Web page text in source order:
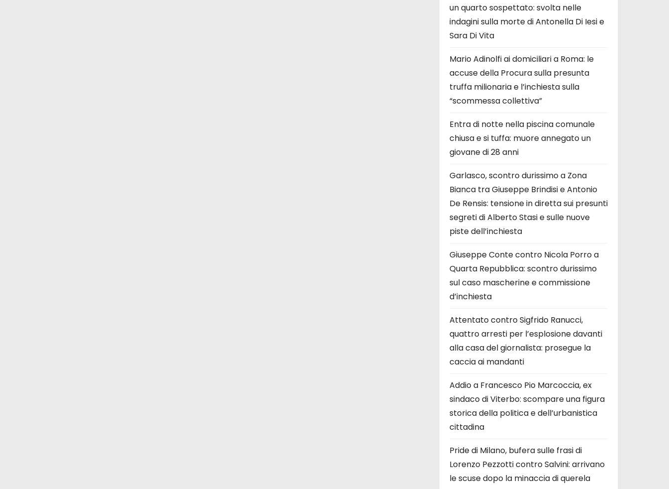
un quarto sospettato: svolta nelle
indagini sulla morte di Antonella Di Iesi e
Sara Di Vita
Mario Adinolfi ai domiciliari a Roma: le
accuse della Procura sulla presunta
truffa milionaria e l’inchiesta sulla
“scommessa collettiva”
Entra di notte nella piscina comunale
chiusa e si tuffa: muore annegato un
giovane di 28 anni
Garlasco, scontro durissimo a Zona
Bianca tra Giuseppe Brindisi e Antonio
De Rensis: tensione in diretta sui presunti
segreti di Alberto Stasi e sulle nuove
piste dell’inchiesta
Giuseppe Conte contro Nicola Porro a
Quarta Repubblica: scontro durissimo
sul caso mascherine e commissione
d’inchiesta
Attentato contro Sigfrido Ranucci,
quattro arresti per l’esplosione davanti
alla casa del giornalista: prosegue la
caccia ai mandanti
Addio a Francesco Pio Marcoccia, ex
sindaco di Viterbo: scompare una figura
storica della politica e dell’urbanistica
cittadina
Pride di Milano, bufera sulle frasi di
Lorenzo Pezzotti contro Salvini: arrivano
le scuse dopo la minaccia di querela